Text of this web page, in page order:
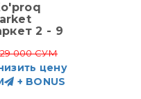
2 - 9
000 СУМ
цену
+ BONUS